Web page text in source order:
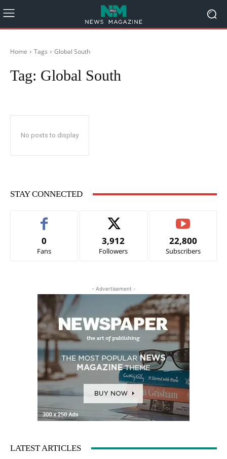
Home Tags Global South
Tag: Global South
No posts to display
STAY CONNECTED
0
Fans
3,912
Followers
22,800
Subscribers
- Advertisement -
LATEST ARTICLES